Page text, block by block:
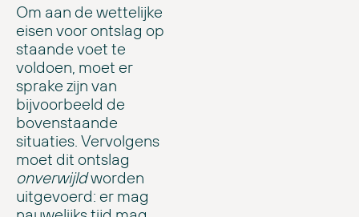
Om aan de wettelijke
eisen voor ontslag op
staande voet te
voldoen, moet er
sprake zijn van
bijvoorbeeld de
bovenstaande
situaties. Vervolgens
moet dit ontslag
onverwijldworden
uitgevoerd: er mag